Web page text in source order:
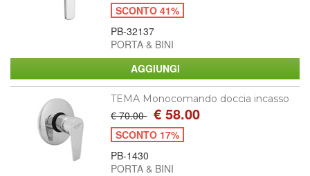
SCONTO 41%
PB-32137
PORTA & BINI
TEMA Monocomando doccia incasso
€ 70.00 € 58.00
SCONTO 17%
PB-1430
PORTA & BINI